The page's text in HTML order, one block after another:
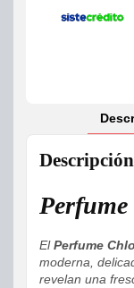
Descripción
ElPerfume
moderna,
revelan una